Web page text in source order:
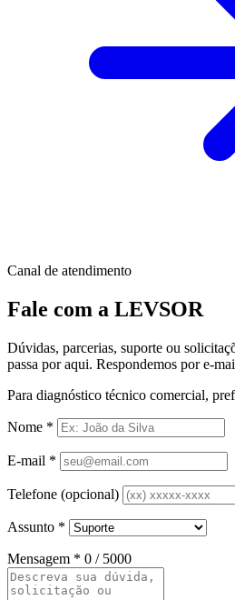
Canal de atendimento
Fale com a LEVSOR
Dúvidas, parcerias, suporte ou
passa por aqui. Respondemos por e-
Para diagnóstico técnico comercial,
Nome *
E-mail *
Telefone (opcional)
Assunto *
Mensagem * 0 / 5000